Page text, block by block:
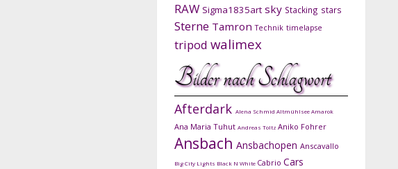
RAW Sigma1835art sky Stacking stars
Sterne Tamron Technik timelapse
tripod walimex
Bilder nach Schlagwort
Afterdark Alena Schmid AltmühlseeAmarok
Ana Maria Tuhut Andreas Toltz Aniko Fohrer
Ansbach Ansbachopen Anscavallo
Big City Lights Black N White Cabrio Cars